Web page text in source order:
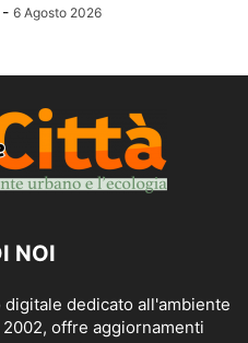
- 6 Agosto 2026
NOI
dedicato all'ambiente
offre aggiornamenti